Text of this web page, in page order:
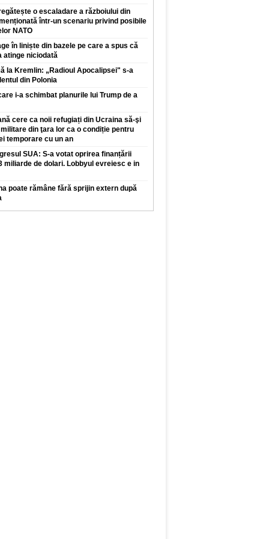
o escaladare a războiului din
într-un scenariu privind posibile
NATO
în liniște din bazele pe care a spus că
atinge niciodată
la Kremlin: „Radioul Apocalipsei" s-a
din Polonia
i-a schimbat planurile lui Trump de a
cere ca noii refugiați din Ucraina să-şi
din ţara lor ca o condiție pentru
temporare cu un an
SUA: S-a votat oprirea finanțării
miliarde de dolari. Lobbyul evreiesc e in
poate rămâne fără sprijin extern după